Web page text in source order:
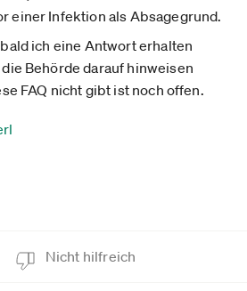
einer Infektion als Absagegrund.
ich eine Antwort erhalten
Behörde darauf hinweisen
FAQ nicht gibt ist noch offen.
Nicht hilfreich